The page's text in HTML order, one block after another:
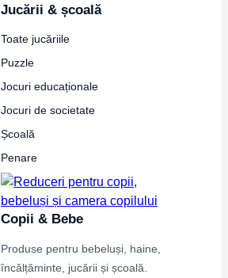
Jucării & școală
Toate jucăriile
Puzzle
Jocuri educaționale
Jocuri de societate
Școală
Penare
Copii & Bebe
Produse pentru bebeluși, haine,
încălțăminte, jucării și școală.